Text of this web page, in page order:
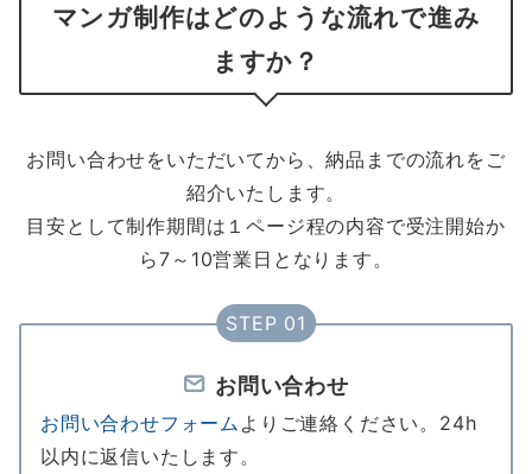
マンガ制作はどのような流れで進み
ますか？
お問い合わせをいただいてから、納品までの流れをご
紹介いたします。
目安として制作期間は１ページ程の内容で受注開始か
ら7～10営業日となります。
STEP 01
お問い合わせ
お問い合わせフォーム よりご連絡ください。24h
以内に返信いたします。